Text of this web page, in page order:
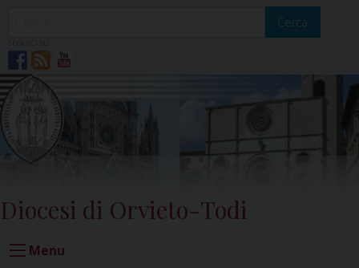
Cerca
Diocesi di Orvieto-Todi
Menu